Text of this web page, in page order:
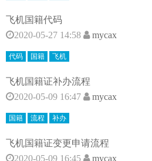
飞机国籍代码
2020-05-27 14:58
mycax
代码 国籍 飞机
飞机国籍证补办流程
2020-05-09 16:47
mycax
国籍 流程 补办
飞机国籍证变更申请流程
2020-05-09 16:45
mycax